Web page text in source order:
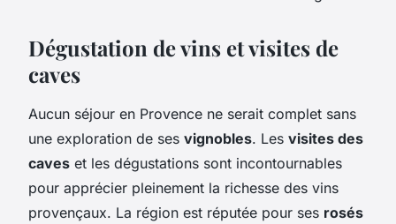
Dégustation de vins et visites de
caves
Aucun séjour en Provence ne serait complet sans
une exploration de ses vignobles. Les visites des
caves et les dégustations sont incontournables
pour apprécier pleinement la richesse des vins
provençaux. La région est réputée pour ses rosés